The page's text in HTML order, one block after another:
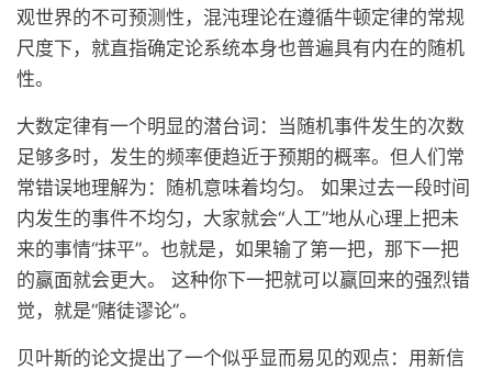
观世界的不可预测性，混沌理论在遵循牛顿定律的常规
尺度下，就直指确定论系统本身也普遍具有内在的随机
性。
大数定律有一个明显的潜台词：当随机事件发生的次数
足够多时，发生的频率便趋近于预期的概率。但人们常
常错误地理解为：随机意味着均匀。 如果过去一段时间
内发生的事件不均匀，大家就会“人工”地从心理上把未
来的事情“抹平”。也就是，如果输了第一把，那下一把
的赢面就会更大。 这种你下一把就可以赢回来的强烈错
觉，就是“赌徒谬论”。
贝叶斯的论文提出了一个似乎显而易见的观点：用新信